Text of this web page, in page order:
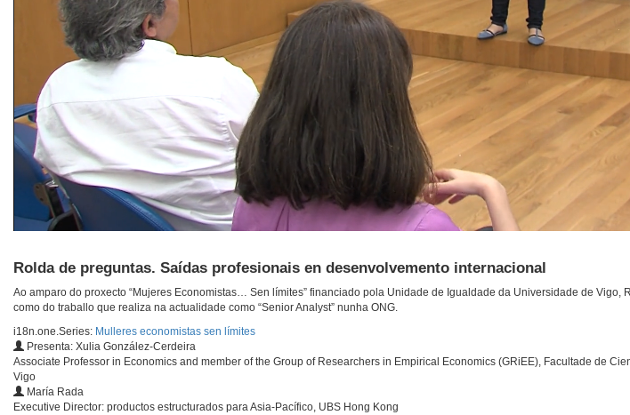
Rolda de preguntas. Saídas profesionais en desenvolvemento internacional
Ao amparo do proxecto “Mujeres Economistas… Sen límites” financiado pola Unidade de Igualdade da Universidade de Vigo,
como do traballo que realiza na actualidade como “Senior Analyst” nunha ONG.
i18n.one.Series: Mulleres economistas sen límites
Presenta: Xulia González-Cerdeira
Associate Professor in Economics and member of the Group of Researchers in Empirical Economics (GRiEE), Facultade de
Vigo
María Rada
Executive Director: productos estructurados para Asia-Pacífico, UBS Hong Kong